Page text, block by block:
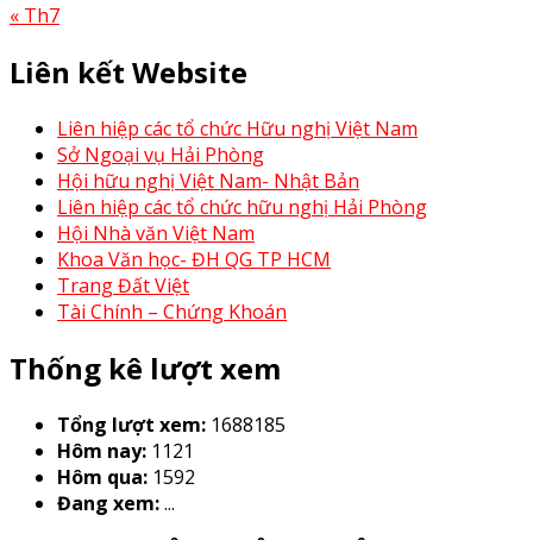
« Th7
Liên kết Website
Liên hiệp các tổ chức Hữu nghị Việt Nam
Sở Ngoại vụ Hải Phòng
Hội hữu nghị Việt Nam- Nhật Bản
Liên hiệp các tổ chức hữu nghị Hải Phòng
Hội Nhà văn Việt Nam
Khoa Văn học- ĐH QG TP HCM
Trang Đất Việt
Tài Chính – Chứng Khoán
Thống kê lượt xem
Tổng lượt xem: 1688185
Hôm nay: 1121
Hôm qua: 1592
Đang xem:...